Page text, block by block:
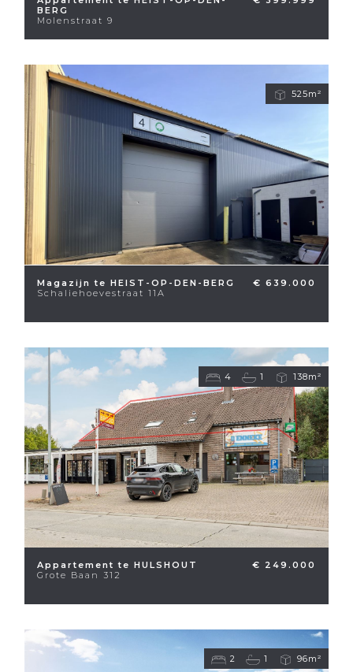
BERG
Molenstraat 9
525m²
Magazijn te HEIST-OP-DEN-BERG
Schaliehoevestraat 11A
€ 639.000
4 1 138m²
Appartement te HULSHOUT
Grote Baan 312
€ 249.000
2 1 96m²